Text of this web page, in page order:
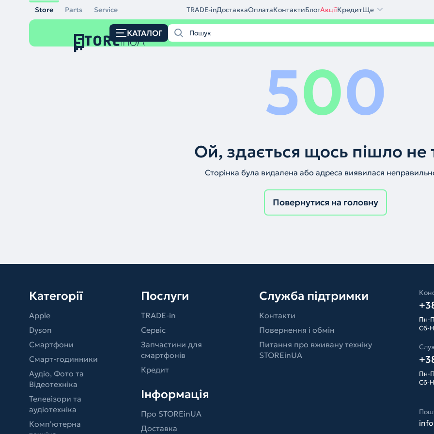
Store Parts Service TRADE-inДоставкаОплатаКонтактиБлогАкціїКредитЩе
КАТАЛОГ
500
Ой, здається щось пішло не
Сторінка була видалена або адреса виявилася
Повернутися на головну
Категорії
Apple
Dyson
Смартфони
Смарт-годинники
Аудіо, Фото та
Відеотехніка
Телевізори та
аудіотехніка
Комп'ютерна
Послуги
TRADE-in
Сервіс
Запчастини для
смартфонів
Кредит
Інформація
Про STOREinUA
Доставка
Служба підтримки
Контакти
Повернення і обмін
Питання про вживану техніку
STOREinUA
Пн-
Сб-
Пн-
Сб-